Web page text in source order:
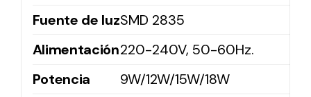
Solar lighting
Fuente de luzSMD 2835
Alimentación220-240V, 50-60Hz.
Potencia
9W/12W/15W/18W